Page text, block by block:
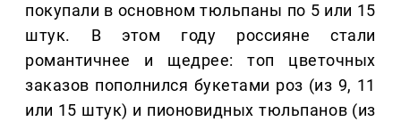
покупали в основном тюльпаны по 5 или 15
штук. В этом году россияне стали
романтичнее и щедрее: топ цветочных
заказов пополнился букетами роз (из 9, 11
или 15 штук) и пионовидных тюльпанов (из